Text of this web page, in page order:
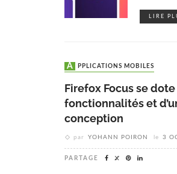
LIRE
APPLICATIONS MOBILES
Firefox Focus se
fonctionnalités et
conception
par YOHANN POIRON le 3
PARTAGE